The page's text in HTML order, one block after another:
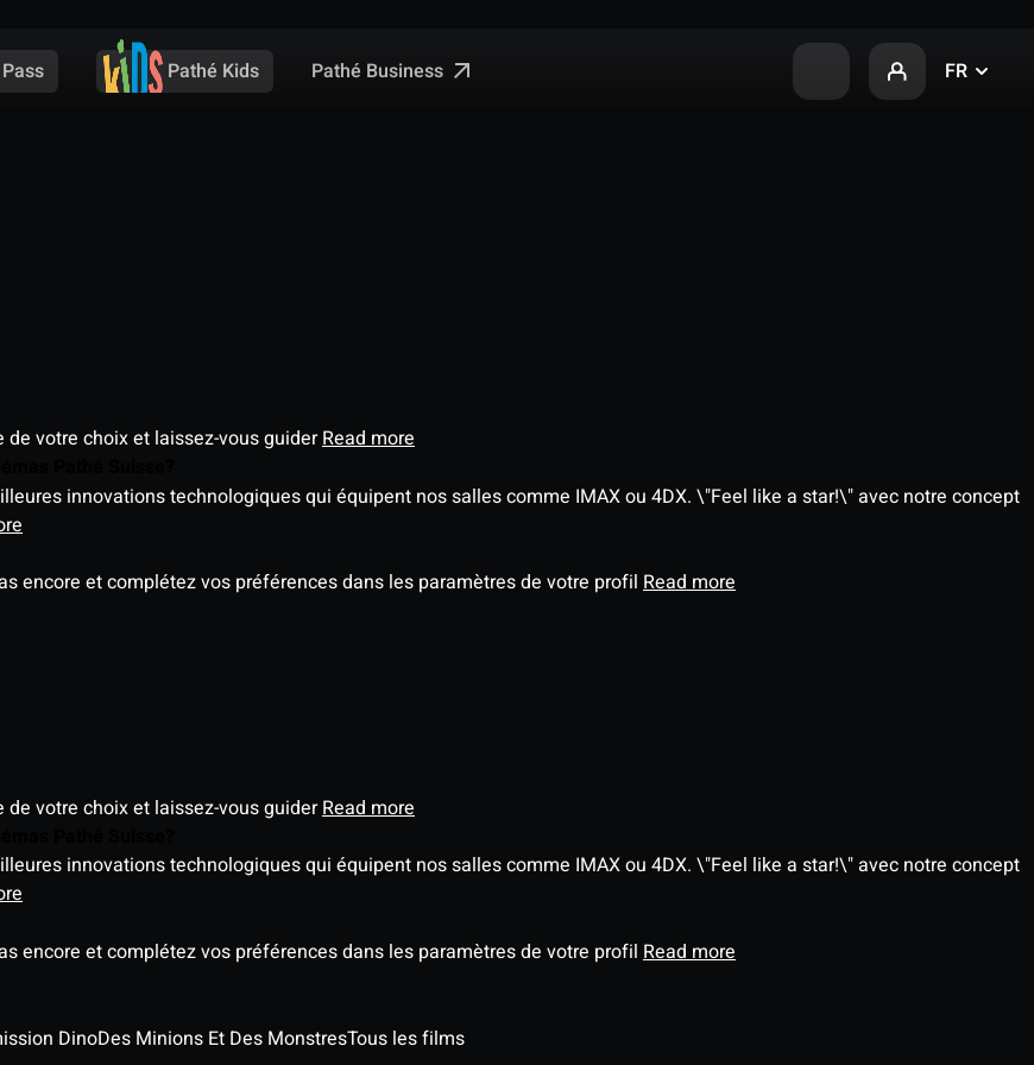
Pathé Kids Pathé Business FR
votre choix et laissez-vous guiderRead more
innovations technologiques qui équipent nos salles comme IMAX ou 4DX. \"Feel like a star!\" avec notre concept
encore et complétez vos préférences dans les paramètres de votre profil Read more
votre choix et laissez-vous guiderRead more
innovations technologiques qui équipent nos salles comme IMAX ou 4DX. \"Feel like a star!\" avec notre concept
encore et complétez vos préférences dans les paramètres de votre profil Read more
DinoDes Minions Et Des MonstresTous les films